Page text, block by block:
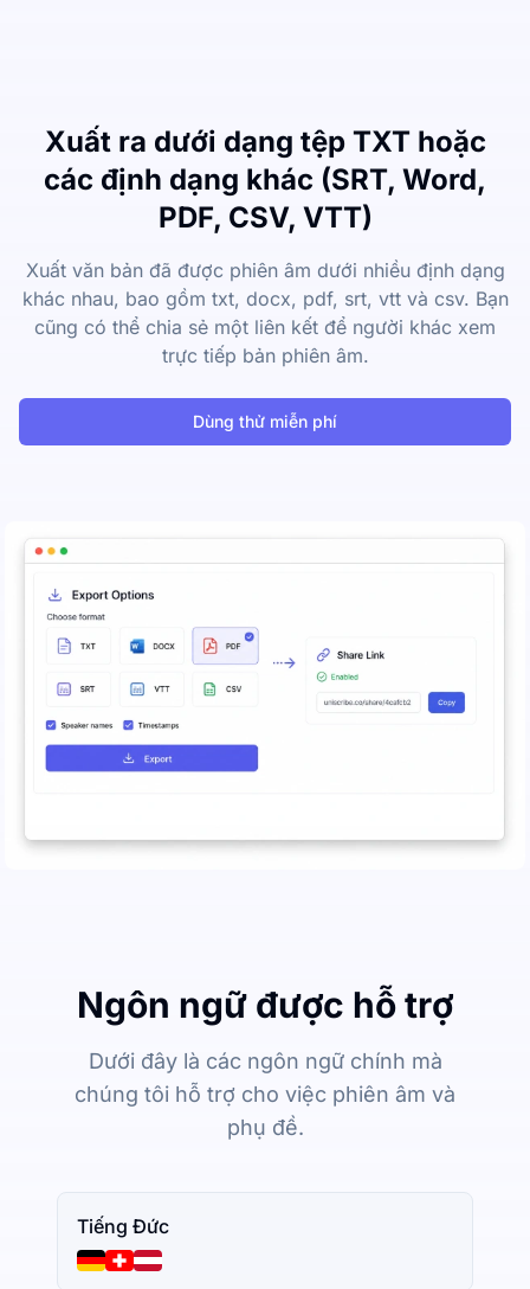
Xuất ra dưới dạng tệp TXT hoặc
các định dạng khác (SRT, Word,
PDF, CSV, VTT)
Xuất văn bản đã được phiên âm dưới nhiều định dạng
khác nhau, bao gồm txt, docx, pdf, srt, vtt và csv. Bạn
cũng có thể chia sẻ một liên kết để người khác xem
trực tiếp bản phiên âm.
Dùng thử miễn phí
Ngôn ngữ được hỗ trợ
Dưới đây là các ngôn ngữ chính mà
chúng tôi hỗ trợ cho việc phiên âm và
phụ đề.
Tiếng Đức